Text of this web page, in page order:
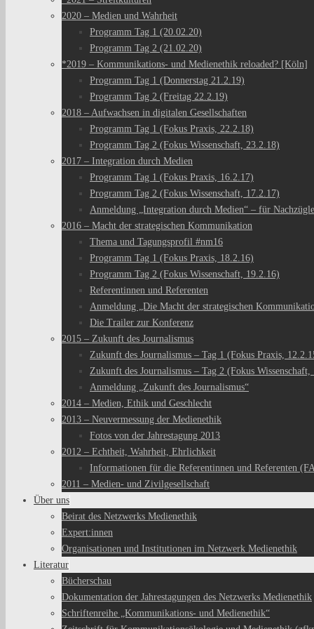
2020 – Medien und Wahrheit
Programm Tag 1 (20.02.20)
Programm Tag 2 (21.02.20)
*2019 – Kommunikations- und Medienethik reloaded? [Köln]
Programm Tag 1 (Donnerstag 21.2.19)
Programm Tag 2 (Freitag 22.2.19)
2018 – Aufwachsen in digitalen Gesellschaften
Programm Tag 1 (Fokus Praxis, 22.2.18)
Programm Tag 2 (Fokus Wissenschaft, 23.2.18)
2017 – Integration durch Medien
Programm Tag 1 (Fokus Praxis, 16.2.17)
Programm Tag 2 (Fokus Wissenschaft, 17.2.17)
Anmeldung „Integration durch Medien“ – für
2016 – Macht der strategischen Kommunikation
Thema und Tagungsprofil #nm16
Programm Tag 1 (Fokus Praxis, 18.2.16)
Programm Tag 2 (Fokus Wissenschaft, 19.2.16)
Referentinnen und Referenten
Anmeldung „Die Macht der strategischen
Die Trailer zur Konferenz
2015 – Zukunft des Journalismus
Zukunft des Journalismus – Tag 1 (Fokus Praxis,
Zukunft des Journalismus – Tag 2 (Fokus Wissenschaft,
Anmeldung „Zukunft des Journalismus“
2014 – Medien, Ethik und Geschlecht
2013 – Neuvermessung der Medienethik
Fotos von der Jahrestagung 2013
2012 – Echtheit, Wahrheit, Ehrlichkeit
Informationen für die Referentinnen und Referenten
2011 – Medien- und Zivilgesellschaft
Über uns
Beirat des Netzwerks Medienethik
Expert:innen
Organisationen und Institutionen im Netzwerk Medienethik
Literatur
Bücherschau
Dokumentation der Jahrestagungen des Netzwerks Medienethik
Schriftenreihe „Kommunikations- und Medienethik“